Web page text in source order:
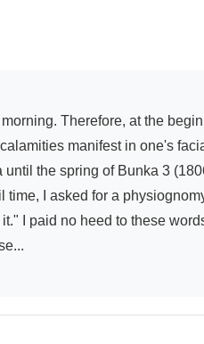
manifest in one's
the spring of Bunka 3
I asked for a
I paid no heed to these